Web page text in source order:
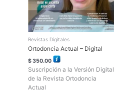
Revistas Digitales
Ortodoncia Actual – Digital
$350.00
Suscripción a la Versión Digital
de la Revista Ortodoncia
Actual